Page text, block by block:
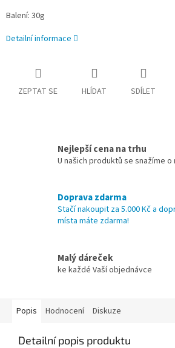
Balení: 30g
Detailní informace
ZEPTAT SE HLÍDAT SDÍLET
Nejlepší cena na trhu
U našich produktů se snažíme
Doprava zdarma
Stačí nakoupit za 5.000 Kč a
místa máte zdarma!
Malý dáreček
ke každé Vaší objednávce
Popis Hodnocení Diskuze
Detailní popis produktu